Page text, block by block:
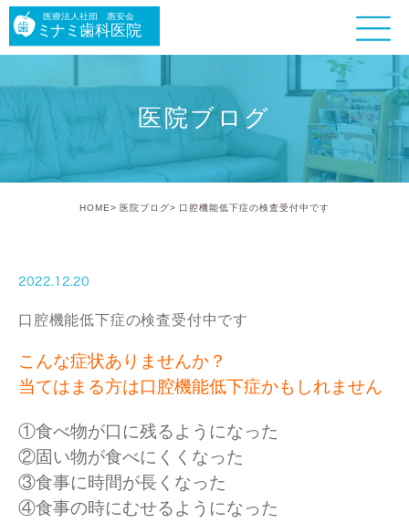
医院ブログ
HOME 医院ブログ 口腔機能低下症の検査受付中です
2022.12.20
口腔機能低下症の検査受付中です
こんな症状ありませんか？
当てはまる方は口腔機能低下症かもしれません
①食べ物が口に残るようになった
②固い物が食べにくくなった
③食事に時間が長くなった
④食事の時にむせるようになった